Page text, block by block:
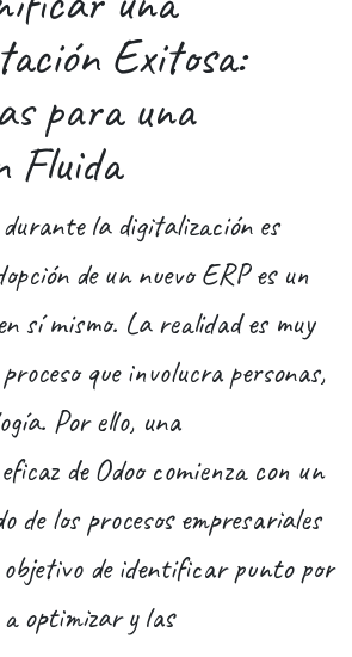
Exitosa:
para una
Fluida
la digitalización es
de un nuevo ERP es un
sí mismo. La realidad es muy
que involucra personas,
Por ello, una
de Odoo comienza con un
de los procesos empresariales
de identificar punto por
optimizar y las